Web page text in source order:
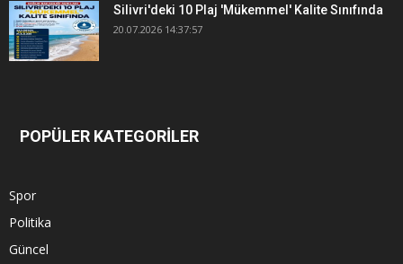
Silivri'deki 10 Plaj 'Mükemmel' Kalite Sınıfında
20.07.2026 14:37:57
POPÜLER KATEGORİLER
Spor
Politika
Güncel